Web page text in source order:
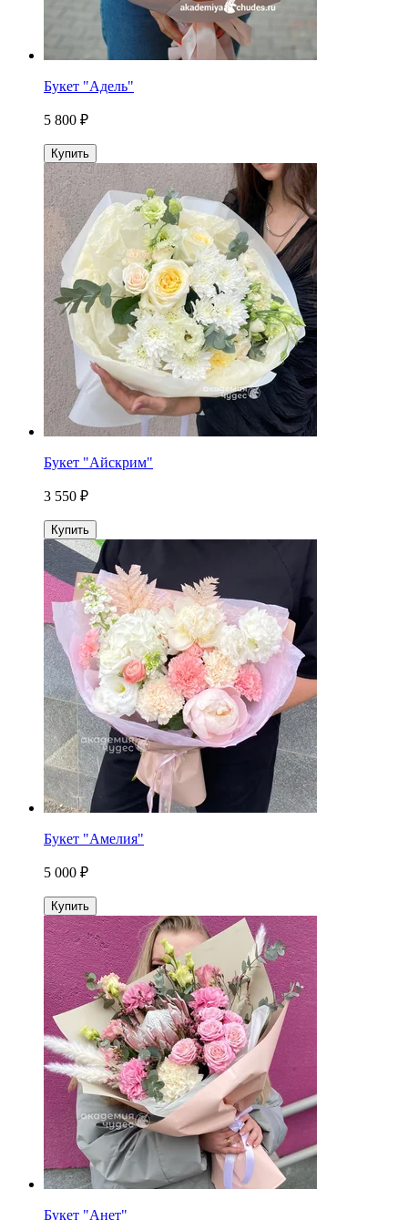
Букет "Адель"
5 800 ₽
Купить
Букет "Айскрим"
3 550 ₽
Купить
Букет "Амелия"
5 000 ₽
Купить
Букет "Анет"